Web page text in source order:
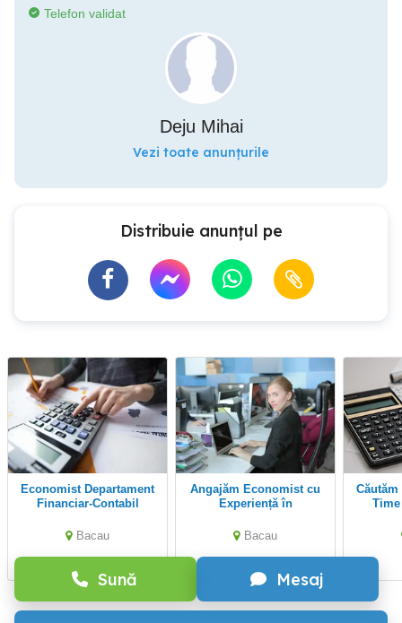
Sună Mesaj
Telefon validat
Deju Mihai
Vezi toate anunțurile
Distribuie anunțul pe
Economist Departament
Financiar-Contabil
Bacau
Angajăm Economist cu
Experiență în
Bacau
Căutăm Economist Full-
Time